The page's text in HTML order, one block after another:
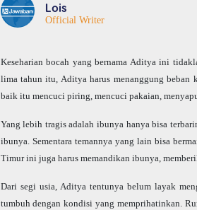
Lois
Official Writer
Keseharian bocah yang bernama Aditya ini
lima tahun itu, Aditya harus menanggung beban
baik itu mencuci piring, mencuci pakaian,
Yang lebih tragis adalah ibunya hanya bisa
ibunya. Sementara temannya yang lain bisa
Timur ini juga harus memandikan ibunya,
Dari segi usia, Aditya tentunya belum layak
tumbuh dengan kondisi yang memprihatinkan.